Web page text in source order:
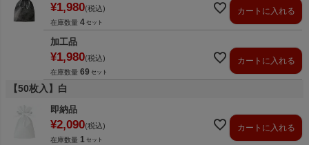
¥1,980 税込
在庫数量 4
カートに入れる
加工品
¥1,980 税込
在庫数量 69
カートに入れる
【50枚入】白
即納品
¥2,090 税込
在庫数量 1
カートに入れる